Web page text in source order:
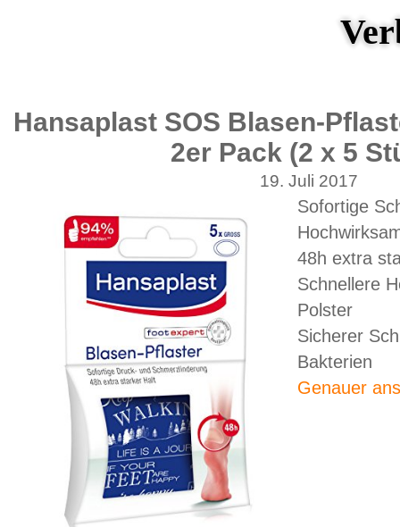
Hansaplast SOS Blasen-
2er Pack (2 x 5
19. Juli 2017
Sofortige
48h extra
Schnellere
Polster
Sicherer
Bakterien
Genauer